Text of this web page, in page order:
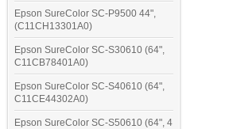
Epson SureColor SC-P9500 44",
(C11CH13301A0)
Epson SureColor SC-S30610 (64",
C11CB78401A0)
Epson SureColor SC-S40610 (64",
C11CE44302A0)
Epson SureColor SC-S50610 (64", 4